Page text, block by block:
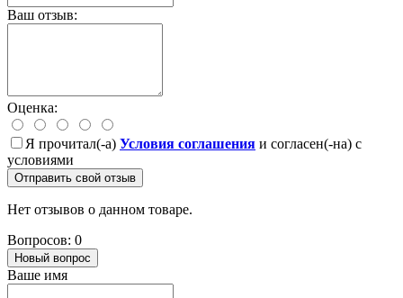
Ваш отзыв:
Оценка:
Я прочитал(-а) Условия соглашения и согласен(-на) с
условиями
Отправить свой отзыв
Нет отзывов о данном товаре.
Вопросов: 0
Новый вопрос
Ваше имя